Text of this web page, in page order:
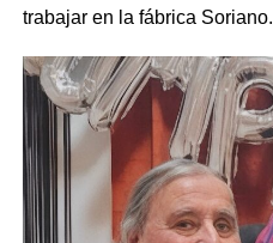
trabajar en la fábrica Soriano.